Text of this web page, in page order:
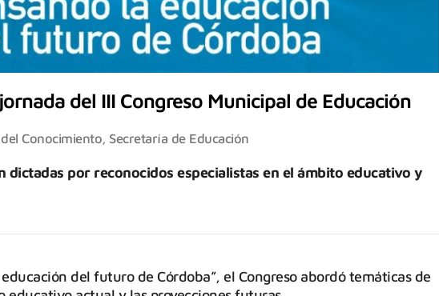
del III Congreso Municipal de Educación
Conocimiento, Secretaría de Educación
dictadas por reconocidos especialistas en el ámbito educativo y
del futuro de Córdoba”, el Congreso abordó temáticas de